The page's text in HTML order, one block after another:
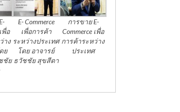
พื่อ
าง
ย
ชัย
E- Commerce
เพื่อการค้า
ระหว่างประเทศ
โดย อาจารย์
ธวัชชัย สุขสีดา
การขาย E-
Commerce เพื่อ
การค้าระหว่าง
ประเทศ